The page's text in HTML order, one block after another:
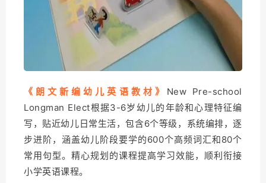
《朗文新编幼儿英语教材》 New Pre-school
Longman Elect根据3-6岁幼儿的年龄和心理特征编
写，贴近幼儿日常生活，包含6个等级， 系统编排，逐
步进阶， 涵盖幼儿阶段要学的600个高频词汇和80个
常用句型。精心规划的课程提高学习效能，顺利衔接
小学英语课程。